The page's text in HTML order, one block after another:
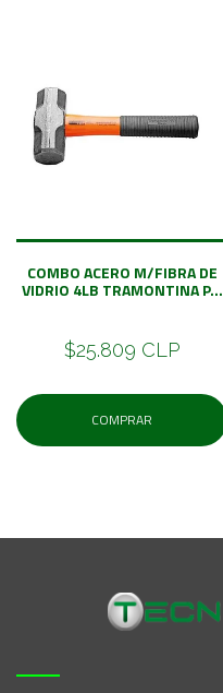
COMBO ACERO M/FIBRA DE
VIDRIO 4LB TRAMONTINA P...
$25.809 CLP
COMPRAR